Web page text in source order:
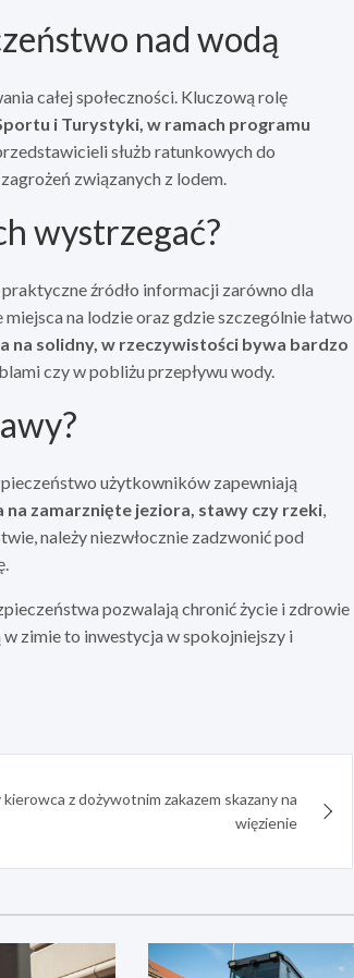
nad wodą
całej społeczności. Kluczową rolę
i Turystyki, w ramach programu
służb ratunkowych do
związanych z lodem.
wystrzegać?
źródło informacji zarówno dla
na lodzie oraz gdzie szczególnie łatwo
na solidny, w rzeczywistości bywa bardzo
czy w pobliżu przepływu wody.
użytkowników zapewniają
zamarznięte jeziora, stawy czy rzeki,
należy niezwłocznie zadzwonić pod
pozwalają chronić życie i zdrowie
zimie to inwestycja w spokojniejszy i
kierowca z dożywotnim zakazem skazany na
więzienie